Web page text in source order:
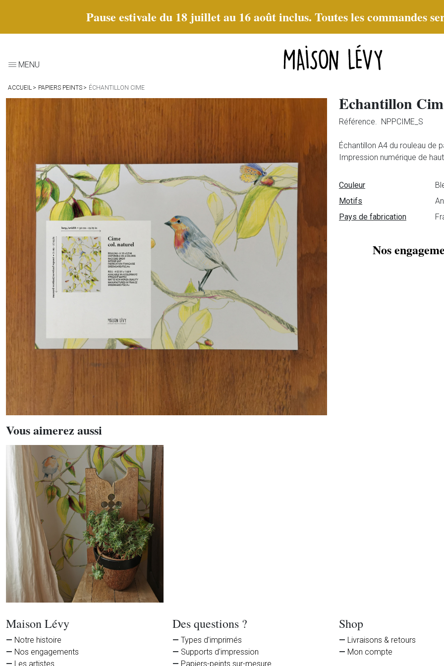
Pause estivale du 18 juillet au 16 août inclus. Toutes les commandes
MENU
ACCUEIL PAPIERS PEINTS ÉCHANTILLON CIME
Échantillon
Référence. NPPCIME_S
Échantillon A4 du rouleau de
Impression numérique de
Fiche technique
Couleur
Motifs
Pays de fabrication
Nos
Vous aimerez aussi
Maison Lévy
Notre histoire
Nos engagements
Les artistes
Des questions ?
Types d'imprimés
Supports d'impression
Papiers-peints sur-mesure
Shop
Livraisons & retours
Mon compte